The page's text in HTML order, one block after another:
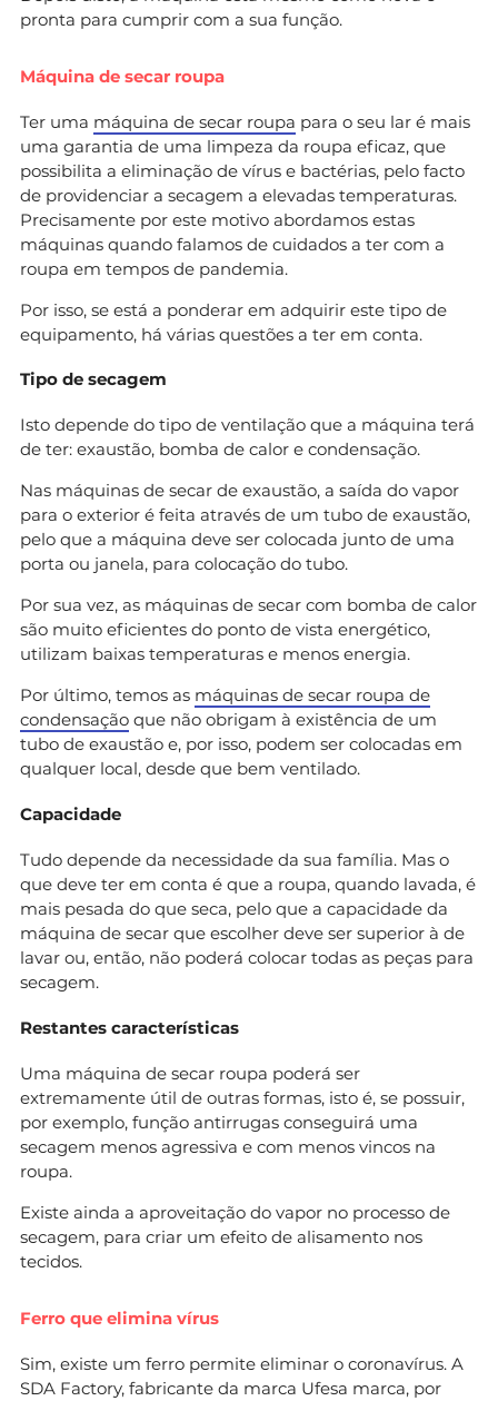
pronta para cumprir com a sua função.
Máquina de secar roupa
Ter uma máquina de secar roupa para o seu lar é mais
uma garantia de uma limpeza da roupa eficaz, que
possibilita a eliminação de vírus e bactérias, pelo facto
de providenciar a secagem a elevadas temperaturas.
Precisamente por este motivo abordamos estas
máquinas quando falamos de cuidados a ter com a
roupa em tempos de pandemia.
Por isso, se está a ponderar em adquirir este tipo de
equipamento, há várias questões a ter em conta.
Tipo de secagem
Isto depende do tipo de ventilação que a máquina terá
de ter: exaustão, bomba de calor e condensação.
Nas máquinas de secar de exaustão, a saída do vapor
para o exterior é feita através de um tubo de exaustão,
pelo que a máquina deve ser colocada junto de uma
porta ou janela, para colocação do tubo.
Por sua vez, as máquinas de secar com bomba de calor
são muito eficientes do ponto de vista energético,
utilizam baixas temperaturas e menos energia.
Por último, temos as máquinas de secar roupa de
condensação que não obrigam à existência de um
tubo de exaustão e, por isso, podem ser colocadas em
qualquer local, desde que bem ventilado.
Capacidade
Tudo depende da necessidade da sua família. Mas o
que deve ter em conta é que a roupa, quando lavada, é
mais pesada do que seca, pelo que a capacidade da
máquina de secar que escolher deve ser superior à de
lavar ou, então, não poderá colocar todas as peças para
secagem.
Restantes características
Uma máquina de secar roupa poderá ser
extremamente útil de outras formas, isto é, se possuir,
por exemplo, função antirrugas conseguirá uma
secagem menos agressiva e com menos vincos na
roupa.
Existe ainda a aproveitação do vapor no processo de
secagem, para criar um efeito de alisamento nos
tecidos.
Ferro que elimina vírus
Sim, existe um ferro permite eliminar o coronavírus. A
SDA Factory, fabricante da marca Ufesa marca, por